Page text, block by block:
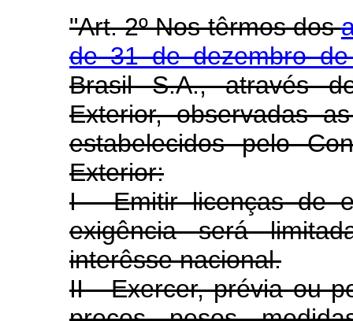
"Art. 2º Nos têrmos dos
de 31 de dezembro
Brasil S.A., através
Exterior, observadas
estabelecidos pelo
Exterior:
I - Emitir licenças de
exigência será
interêsse nacional.
II - Exercer, prévia ou